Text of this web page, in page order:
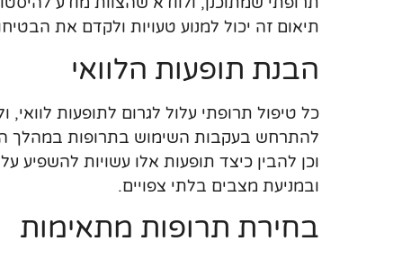
תיאום זה יכול למנוע טעויות ולקדם את
הבנת תופעות הלוואי
כל טיפול תרופתי עלול לגרום לתופעות
להתרחש בעקבות השימוש בתרופות במהלך
וכן להבין כיצד תופעות אלו עשויות
ובמניעת מצבים בלתי צפויים.
בחירת תרופות מתאימות